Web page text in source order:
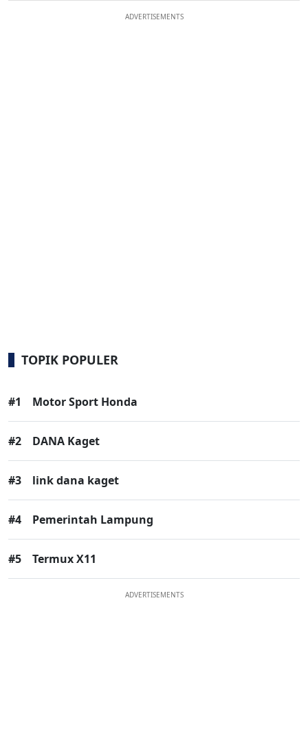
ADVERTISEMENTS
TOPIK POPULER
#1 Motor Sport Honda
#2 DANA Kaget
#3 link dana kaget
#4 Pemerintah Lampung
#5 Termux X11
ADVERTISEMENTS